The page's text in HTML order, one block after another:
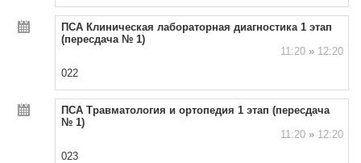
ПСА Клиническая лабораторная диагностика 1 этап
(пересдача № 1)
11:20 »12:20
022
ПСА Травматология и ортопедия 1 этап (пересдача
№ 1)
11:20 »12:20
023